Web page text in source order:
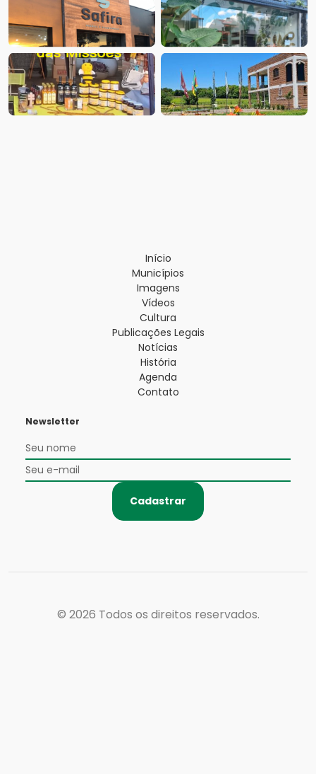
Início
Municípios
Imagens
Vídeos
Cultura
Publicações Legais
Notícias
História
Agenda
Contato
Newsletter
Cadastrar
© 2026 Todos os direitos reservados.